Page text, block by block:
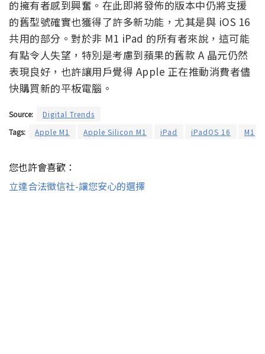
的擁有者感到興奮。在此即將發佈的版本中仍將支援
的舊型號確實也獲得了許多新功能，尤其是與 iOS 16
共用的部分。對於非 M1 iPad 的所有者來說，這可能
有點令人失望，特別是考慮到蘋果的舊款 A 晶元仍然
表現良好，也許讓用戶覺得 Apple 正在推動消費者儘
快購買新的平板電腦。
Source:
Digital Trends
Tags:
Apple M1 Apple Silicon M1 iPad iPadOS 16 M1
您也許會喜歡：
立達合法徵信社-讓您安心的選擇